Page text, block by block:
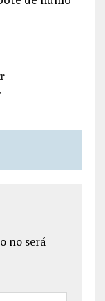
no será